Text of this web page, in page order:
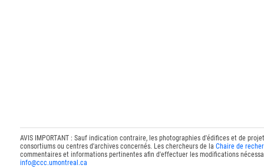
AVIS IMPORTANT : Sauf indication contraire, les photographies d'édifices et de
consortiums ou centres d'archives concernés. Les chercheurs de la Chaire de
commentaires et informations pertinentes afin d'effectuer les modifications
info@ccc.umontreal.ca